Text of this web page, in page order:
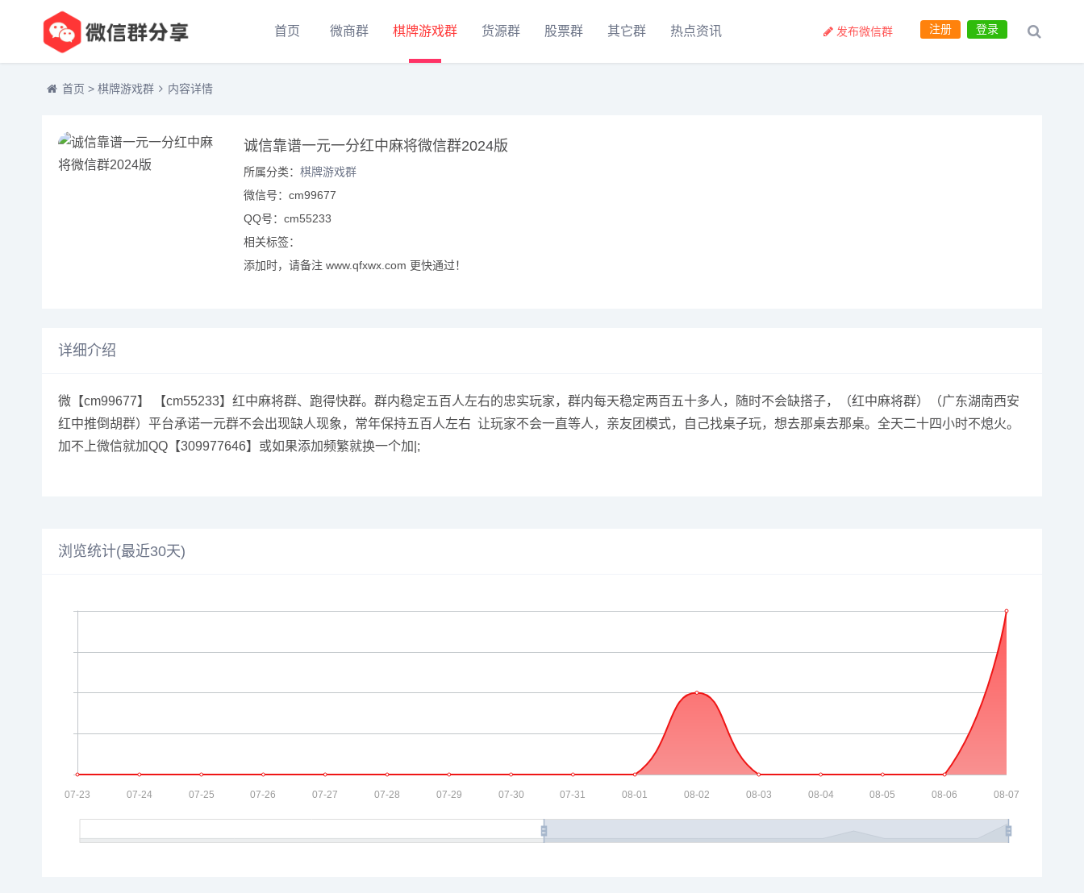
首页 微商群 棋牌游戏群 货源群 股票群 其它群 热点资讯 登录
注册
发布微信群
首页 > 棋牌游戏群 内容详情
诚信靠谱一元一分红中麻将微信群2024版
所属分类： 棋牌游戏群
微信号：cm99677
QQ号：cm55233
相关标签：
添加时，请备注 www.qfxwx.com 更快通过！
详细介绍
微【cm99677】 【cm55233】红中麻将群、跑得快群。群内稳定五百人左右的忠实玩家，群内每天稳定两百五十多人，随时不会缺搭子，（红中麻将群）（广东湖南西安
红中推倒胡群）平台承诺一元群不会出现缺人现象，常年保持五百人左右 让玩家不会一直等人，亲友团模式，自己找桌子玩，想去那桌去那桌。全天二十四小时不熄火。
加不上微信就加QQ【309977646】或如果添加频繁就换一个加|;
浏览统计(最近30天)